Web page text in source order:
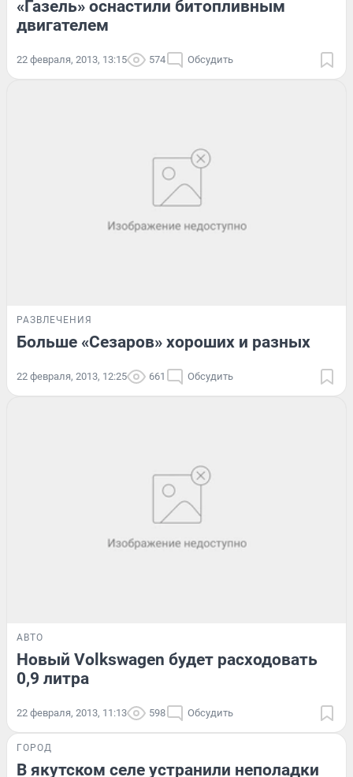
«Газель» оснастили битопливным
двигателем
22 февраля, 2013, 13:15 574 Обсудить
РАЗВЛЕЧЕНИЯ
Больше «Сезаров» хороших и разных
22 февраля, 2013, 12:25 661 Обсудить
АВТО
Новый Volkswagen будет расходовать
0,9 литра
22 февраля, 2013, 11:13 598 Обсудить
ГОРОД
В якутском селе устранили неполадки